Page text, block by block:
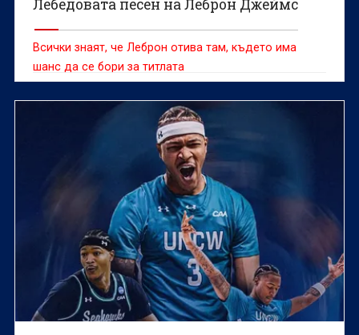
Лебедовата песен на Леброн Джеймс
Всички знаят, че Леброн отива там, където има
шанс да се бори за титлата